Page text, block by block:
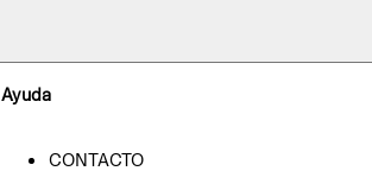
Ayuda
CONTACTO